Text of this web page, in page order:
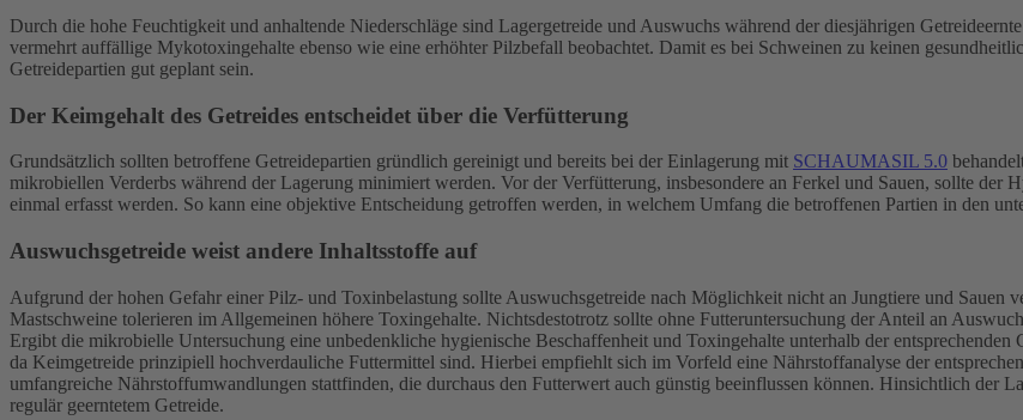
Durch die hohe Feuchtigkeit und anhaltende Niederschläge sind Lagergetreide und Auswuchs während der diesjährigen
vermehrt auffällige Mykotoxingehalte ebenso wie eine erhöhter Pilzbefall beobachtet. Damit es bei Schweinen zu keinen
Getreidepartien gut geplant sein.
Der Keimgehalt des Getreides entscheidet über die Verfütterung
Grundsätzlich sollten betroffene Getreidepartien gründlich gereinigt und bereits bei der Einlagerung mit SCHAUMASIL 5.0
mikrobiellen Verderbs während der Lagerung minimiert werden. Vor der Verfütterung, insbesondere an Ferkel und Sauen, sollte der
einmal erfasst werden. So kann eine objektive Entscheidung getroffen werden, in welchem Umfang die betroffenen Partien in den
Auswuchsgetreide weist andere Inhaltsstoffe auf
Aufgrund der hohen Gefahr einer Pilz- und Toxinbelastung sollte Auswuchsgetreide nach Möglichkeit nicht an Jungtiere und Sauen
Mastschweine tolerieren im Allgemeinen höhere Toxingehalte. Nichtsdestotrotz sollte ohne Futteruntersuchung der Anteil an
Ergibt die mikrobielle Untersuchung eine unbedenkliche hygienische Beschaffenheit und Toxingehalte unterhalb der
da Keimgetreide prinzipiell hochverdauliche Futtermittel sind. Hierbei empfiehlt sich im Vorfeld eine Nährstoffanalyse der
umfangreiche Nährstoffumwandlungen stattfinden, die durchaus den Futterwert auch günstig beeinflussen können. Hinsichtlich der
regulär geerntetem Getreide.